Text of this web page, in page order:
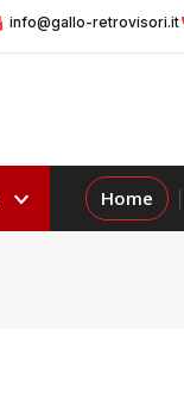
info@gallo-retrovisori.it
Home